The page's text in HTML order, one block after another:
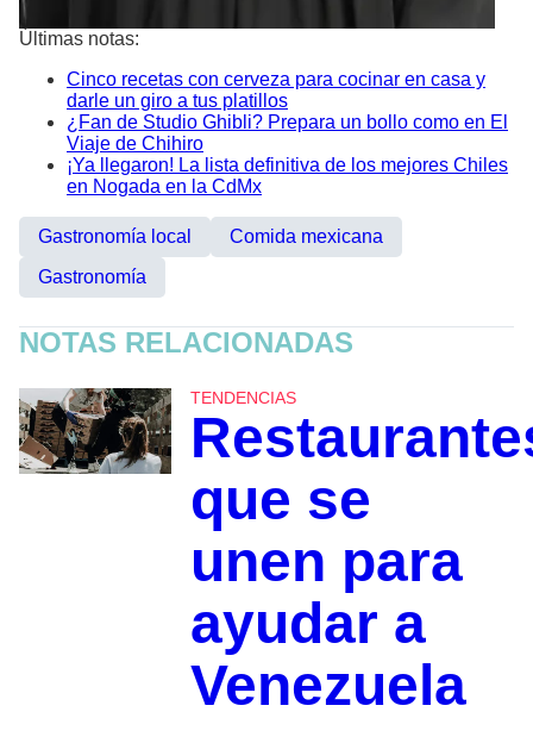
Últimas notas:
Cinco recetas con cerveza para cocinar en casa y
darle un giro a tus platillos
¿Fan de Studio Ghibli? Prepara un bollo como en El
Viaje de Chihiro
¡Ya llegaron! La lista definitiva de los mejores Chiles
en Nogada en la CdMx
Gastronomía local
Comida mexicana
Gastronomía
NOTAS RELACIONADAS
TENDENCIAS
que se
unen para
ayudar a
Venezuela